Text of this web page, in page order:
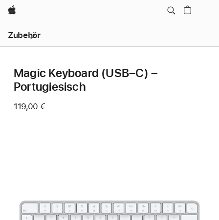
Apple
Zubehör
Navigation
–
öffnenMagic Keyboard (USB–C) –
Portugiesisch
119,00 €